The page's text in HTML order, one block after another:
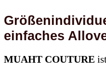
einfaches
MUAHT COUTURE